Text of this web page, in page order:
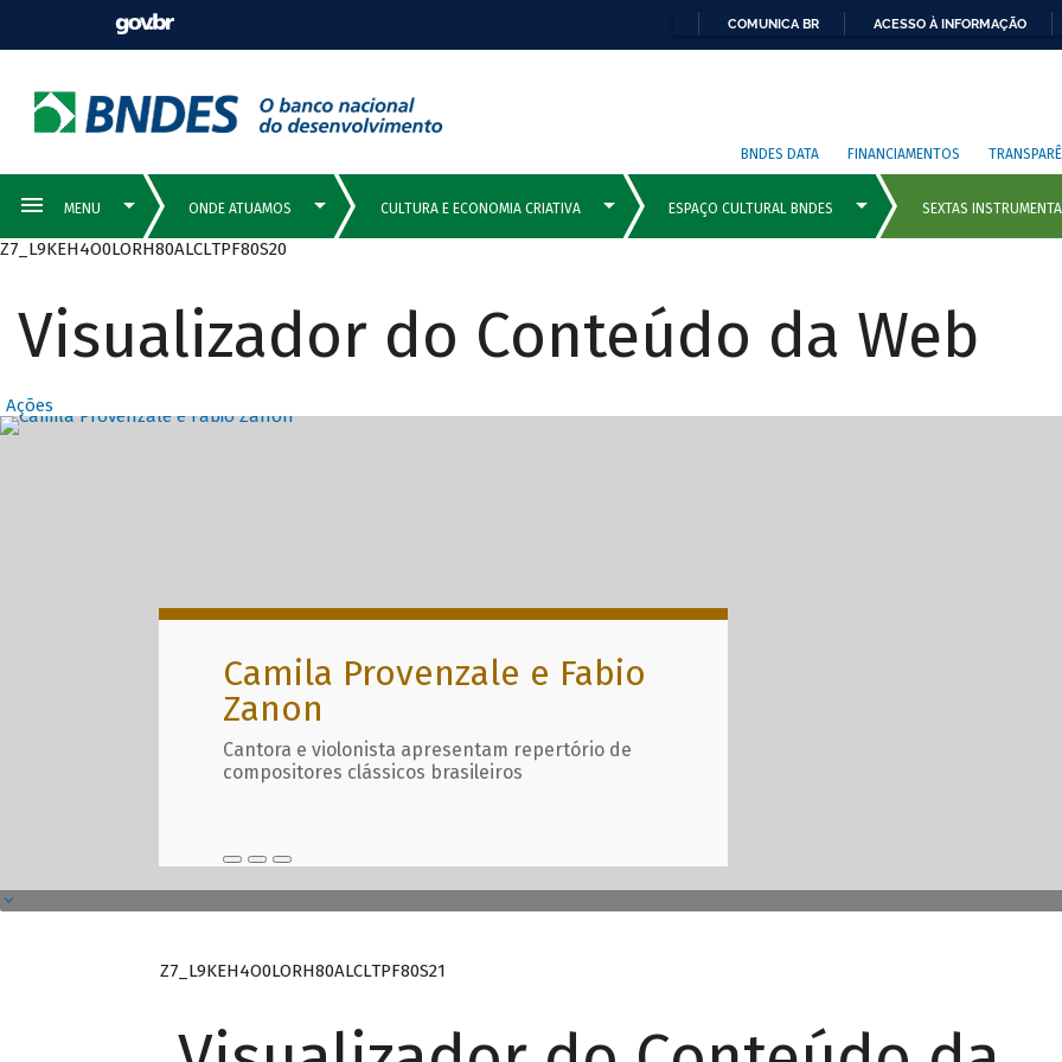
COMUNICA BR ACESSO À INFORMAÇÃO
BNDES DATA FINANCIAMENTOS
Z7_L9KEH4O0LORH80ALCLTPF80S20
Visualizador do Conteúdo da Web
Ações
Destaques Principais com
Camila Provenzale e Fabio
Zanon
Cantora e violonista apresentam repertório de
compositores clássicos brasileiros
Z7_L9KEH4O0LORH80ALCLTPF80S21